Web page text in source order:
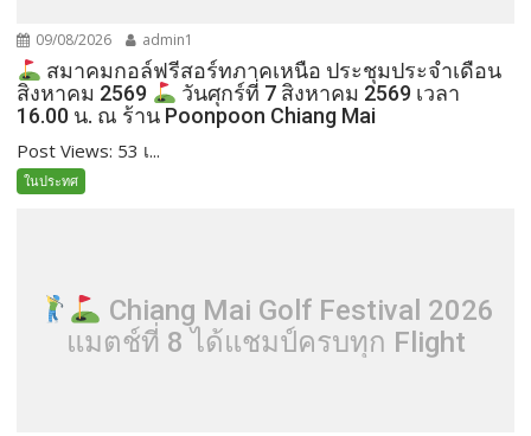
09/08/2026 admin1
สมาคมกอล์ฟรีสอร์ทภาคเหนือ ประชุมประจำเดือน
สิงหาคม 2569
วันศุกร์ที่ 7 สิงหาคม 2569 เวลา
16.00 น. ณ ร้าน Poonpoon Chiang Mai
Post Views: 53 เ...
ในประทศ
Chiang Mai Golf Festival 2026
แมตช์ที่ 8 ได้แชมป์ครบทุก Flight